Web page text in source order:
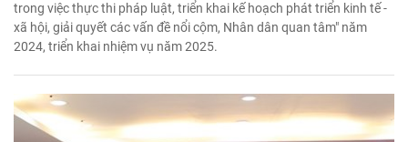
trong việc thực thi pháp luật, triển khai kế hoạch phát triển kinh tế -
xã hội, giải quyết các vấn đề nổi cộm, Nhân dân quan tâm" năm
2024, triển khai nhiệm vụ năm 2025.